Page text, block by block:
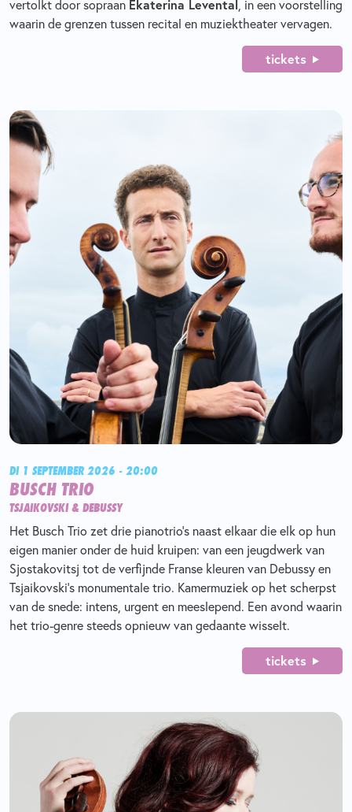
vertolkt door sopraan Ekaterina Levental
, in een voorstelling
waarin de grenzen tussen recital en muziektheater vervagen.
tickets
DI 1 SEPTEMBER 2026 - 20:00
BUSCH TRIO
TSJAIKOVSKI & DEBUSSY
Het Busch Trio zet drie pianotrio’s naast elkaar die elk op hun
eigen manier onder de huid kruipen: van een jeugdwerk van
Sjostakovitsj tot de verfijnde Franse kleuren van Debussy en
Tsjaikovski’s monumentale trio. Kamermuziek op het scherpst
van de snede: intens, urgent en meeslepend. Een avond waarin
het trio-genre steeds opnieuw van gedaante wisselt.
tickets